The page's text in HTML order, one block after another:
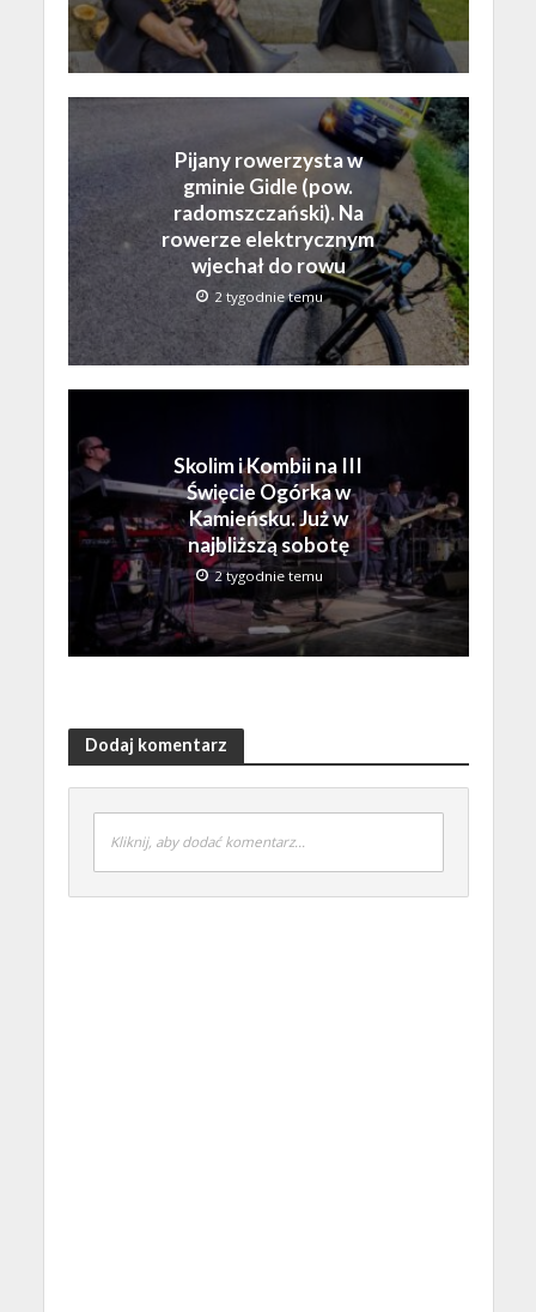
Pijany rowerzysta w
gminie Gidle (pow.
radomszczański). Na
rowerze elektrycznym
wjechał do rowu
2 tygodnie temu
Skolim i Kombii na III
Święcie Ogórka w
Kamieńsku. Już w
najbliższą sobotę
2 tygodnie temu
Dodaj komentarz
Kliknij, aby dodać komentarz...